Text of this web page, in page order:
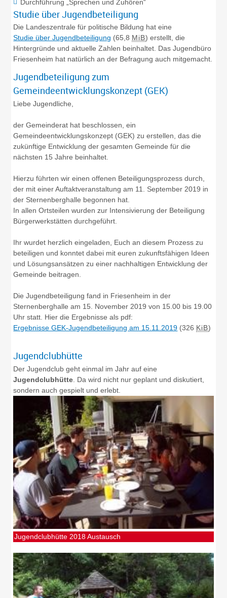
Durchführung „Sprechen und Zuhören“
Studie über Jugendbeteiligung
Die Landeszentrale für politische Bildung hat eine
Studie über Jugendbeteiligung (65,8 MiB) erstellt, die
Hintergründe und aktuelle Zahlen beinhaltet. Das Jugendbüro
Friesenheim hat natürlich an der Befragung auch mitgemacht.
Jugendbeteiligung zum
Gemeindeentwicklungskonzept (GEK)
Liebe Jugendliche,
der Gemeinderat hat beschlossen, ein
Gemeindeentwicklungskonzept (GEK) zu erstellen, das die
zukünftige Entwicklung der gesamten Gemeinde für die
nächsten 15 Jahre beinhaltet.
Hierzu führten wir einen offenen Beteiligungsprozess durch,
der mit einer Auftaktveranstaltung am 11. September 2019 in
der Sternenberghalle begonnen hat.
In allen Ortsteilen wurden zur Intensivierung der Beteiligung
Bürgerwerkstätten durchgeführt.
Ihr wurdet herzlich eingeladen, Euch an diesem Prozess zu
beteiligen und konntet dabei mit euren zukunftsfähigen Ideen
und Lösungsansätzen zu einer nachhaltigen Entwicklung der
Gemeinde beitragen.
Die Jugendbeteiligung fand in Friesenheim in der
Sternenberghalle am 15. November 2019 von 15.00 bis 19.00
Uhr statt. Hier die Ergebnisse als pdf:
Ergebnisse GEK-Jugendbeteiligung am 15.11.2019 (326 KiB)
Jugendclubhütte
Der Jugendclub geht einmal im Jahr auf eine
Jugendclubhütte . Da wird nicht nur geplant und diskutiert,
sondern auch gespielt und erlebt.
Jugendclubhütte 2018 Austausch